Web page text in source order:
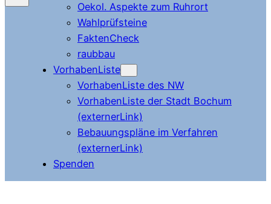
Oekol. Aspekte zum Ruhrort
Wahlprüfsteine
FaktenCheck
raubbau
VorhabenListe
VorhabenListe des NW
VorhabenListe der Stadt Bochum
(externerLink)
Bebauungspläne im Verfahren
(externerLink)
Spenden